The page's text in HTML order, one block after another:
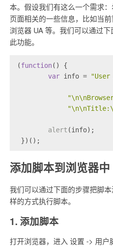
本。假设我们有这么一个需求
页面相关的一些信息，比如当前
浏览器 UA 等。我们可以通过
此功能。
(function( ) {
var info =
alert (info);
})();
添加脚本到浏览器中
我们可以通过下面的步骤把脚
样的方式执行脚本。
1. 添加脚本
打开浏览器，进入 设置 -> 用户